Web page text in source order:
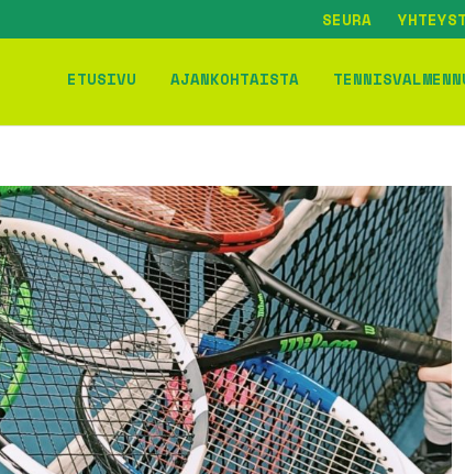
SEURA
ETUSIVU AJANKOHTAISTA